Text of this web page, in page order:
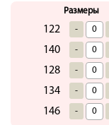
Размеры
122 -
140 -
128 -
134 -
146 -